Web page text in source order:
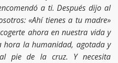
a ti. Después dijo al
«Ahí tienes a tu madre»
ahora en nuestra vida y
hora la humanidad, agotada y
pie de la cruz. Y necesita